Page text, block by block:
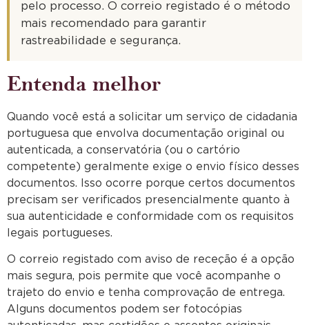
pelo processo. O correio registado é o método
mais recomendado para garantir
rastreabilidade e segurança.
Entenda melhor
Quando você está a solicitar um serviço de cidadania
portuguesa que envolva documentação original ou
autenticada, a conservatória (ou o cartório
competente) geralmente exige o envio físico desses
documentos. Isso ocorre porque certos documentos
precisam ser verificados presencialmente quanto à
sua autenticidade e conformidade com os requisitos
legais portugueses.
O correio registado com aviso de receção é a opção
mais segura, pois permite que você acompanhe o
trajeto do envio e tenha comprovação de entrega.
Alguns documentos podem ser fotocópias